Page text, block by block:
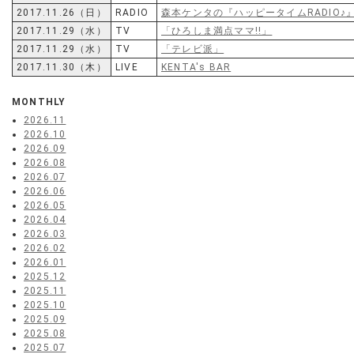
2017.11.26（日） RADIO
森本ケンタの『ハッピータイムRADIO♪
2017.11.29（水）
TV
「ひろしま満点ママ!!」
2017.11.29（水）
TV
「テレビ派」
2017.11.30（木）
LIVE KENTA's BAR
MONTHLY
2026.11
2026.10
2026.09
2026.08
2026.07
2026.06
2026.05
2026.04
2026.03
2026.02
2026.01
2025.12
2025.11
2025.10
2025.09
2025.08
2025.07